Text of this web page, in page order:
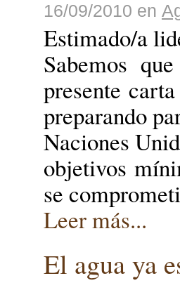
16/09/2010 en
Estimado/a
Sabemos
presente
preparando
Naciones
objetivos
se
Leer más...
El agua ya